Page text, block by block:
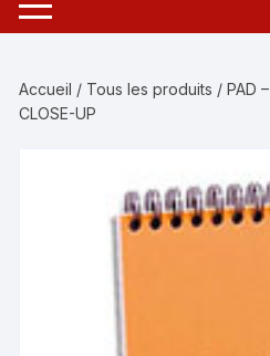
Accueil / Tous les produits / PAD
CLOSE-UP